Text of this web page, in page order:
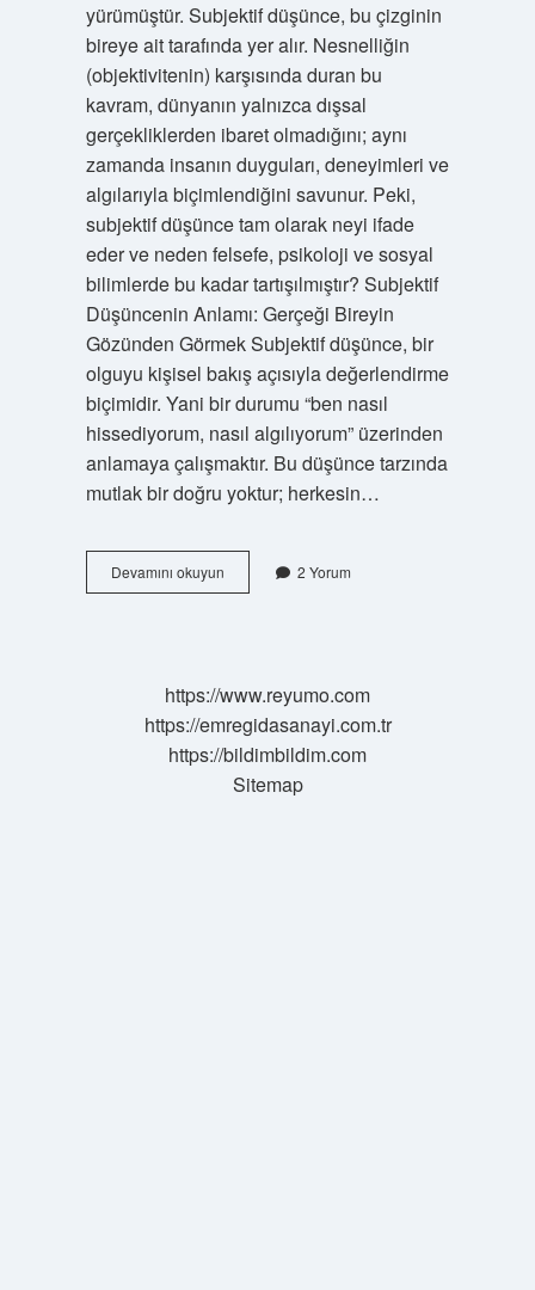
yürümüştür. Subjektif düşünce, bu çizginin
bireye ait tarafında yer alır. Nesnelliğin
(objektivitenin) karşısında duran bu
kavram, dünyanın yalnızca dışsal
gerçekliklerden ibaret olmadığını; aynı
zamanda insanın duyguları, deneyimleri ve
algılarıyla biçimlendiğini savunur. Peki,
subjektif düşünce tam olarak neyi ifade
eder ve neden felsefe, psikoloji ve sosyal
bilimlerde bu kadar tartışılmıştır? Subjektif
Düşüncenin Anlamı: Gerçeği Bireyin
Gözünden Görmek Subjektif düşünce, bir
olguyu kişisel bakış açısıyla değerlendirme
biçimidir. Yani bir durumu “ben nasıl
hissediyorum, nasıl algılıyorum” üzerinden
anlamaya çalışmaktır. Bu düşünce tarzında
mutlak bir doğru yoktur; herkesin…
Devamını okuyunSubjektif
düşünce
2 Yorum
https://www.reyumo.com
https://emregidasanayi.com.tr
https://bildimbildim.com
Sitemap